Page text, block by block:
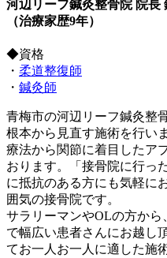
河辺リーフ鍼灸整骨院 院長
（治療家歴9年）
◆資格
・ 柔道整復師
・ 鍼灸師
青梅市の河辺リーフ鍼灸整
根本から見直す施術を行い
療法から関節に着目したア
おります。「接骨院に行っ
に抵抗のある方にも気軽に
囲気の接骨院です。
サラリーマンやOLの方から
で幅広い患者さんにお越し
てお一人お一人に適した施